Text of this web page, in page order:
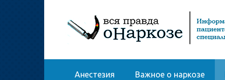
Анестезия Важное о наркозе